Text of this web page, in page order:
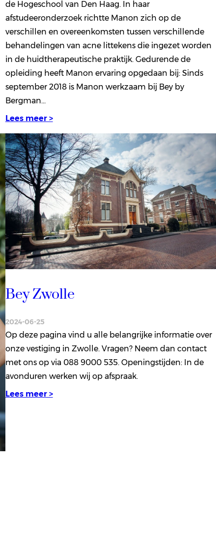
de Hogeschool van Den Haag. In haar
afstudeeronderzoek richtte Manon zich op de
verschillen en overeenkomsten tussen verschillende
behandelingen van acne littekens die ingezet worden
in de huidtherapeutische praktijk. Gedurende de
opleiding heeft Manon ervaring opgedaan bij: Sinds
september 2018 is Manon werkzaam bij Bey by
Bergman…
Lees meer >
Bey Zwolle
2024-06-25
Op deze pagina vind u alle belangrijke informatie over
onze vestiging in Zwolle. Vragen? Neem dan contact
met ons op via 088 9000 535. Openingstijden: In de
avonduren werken wij op afspraak.
Lees meer >